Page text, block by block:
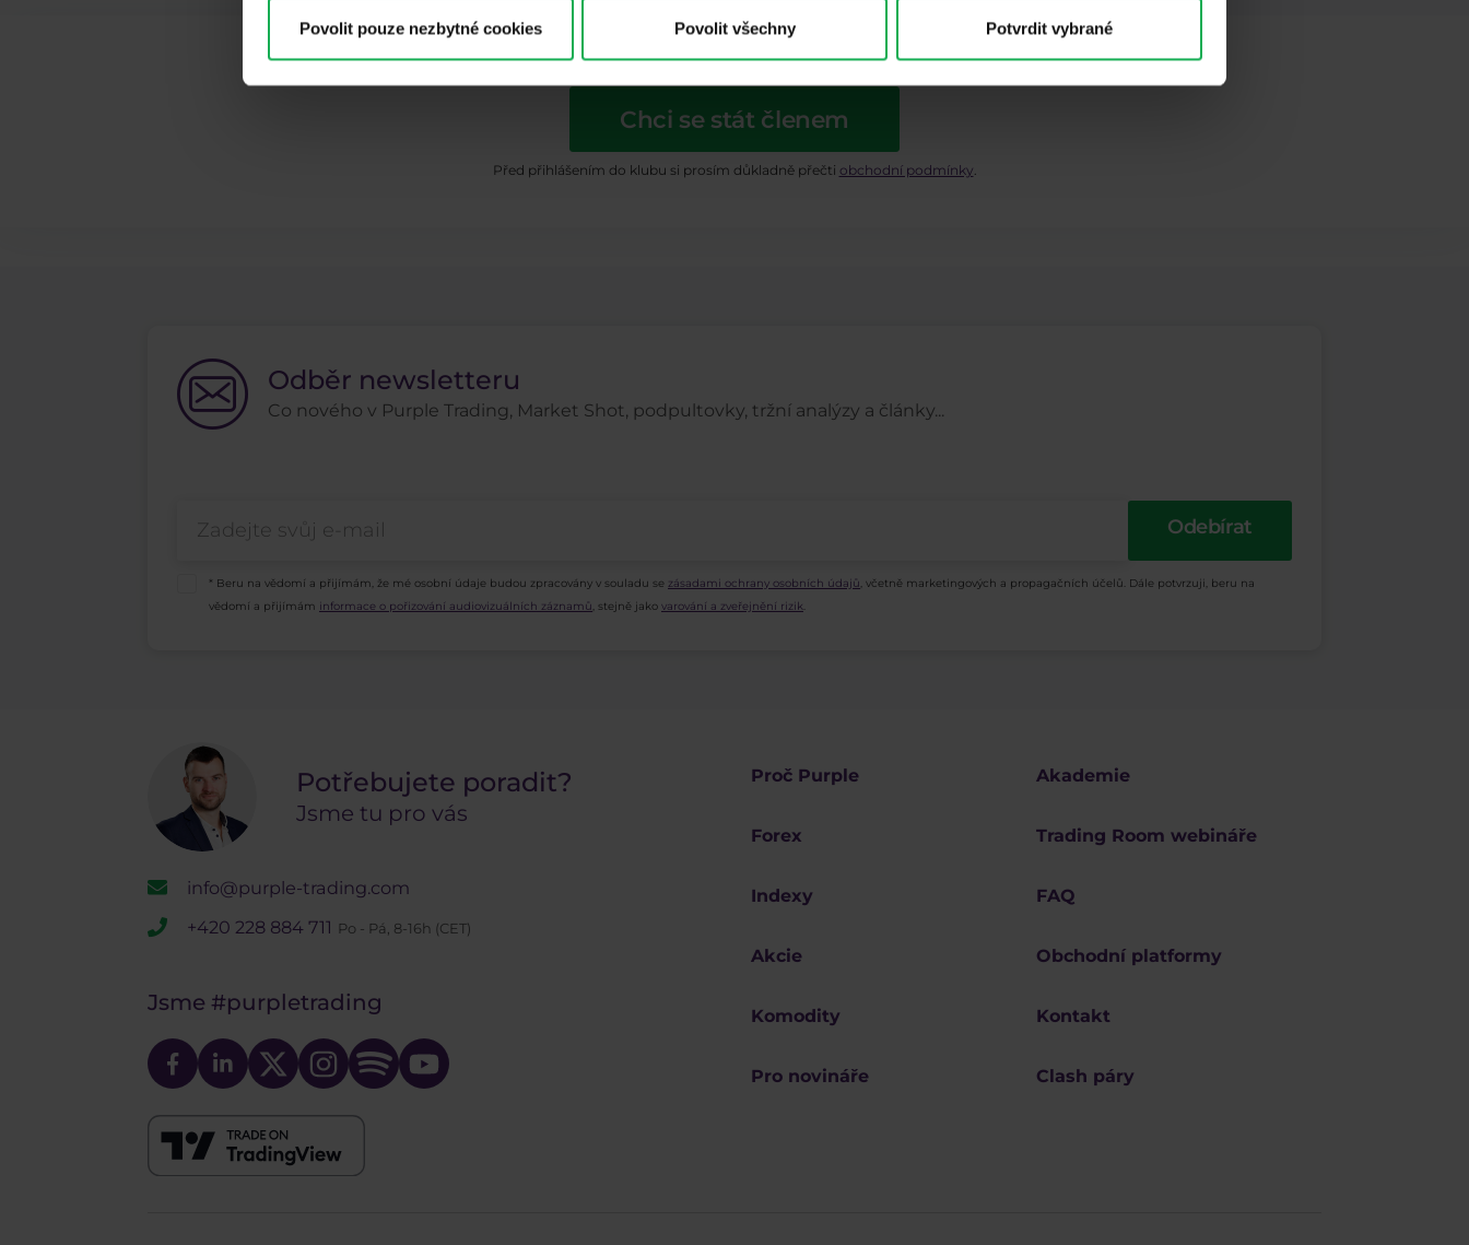
Povolit pouze nezbytné cookies Povolit všechny Potvrdit vybrané
Chci se stát členem
Před přihlášením do klubu si prosím důkladně přečti obchodní podmínky.
Odběr newsletteru
Co nového v Purple Trading, Market Shot, podpultovky, tržní analýzy a články...
Odebírat
* Beru na vědomí a přijímám, že mé osobní údaje budou zpracovány v souladu se zásadami ochrany osobních údajů, včetně marketingových a propagačních účelů. Dále potvrzuji, beru na
vědomí a přijímám informace o pořizování audiovizuálních záznamů, stejně jako varování a zveřejnění rizik.
Potřebujete poradit?
Jsme tu pro vás
info@purple-trading.com
+420 228 884 711 Po - Pá, 8-16h (CET)
Jsme #purpletrading
Proč Purple Akademie
Forex Trading Room webináře
Indexy FAQ
Akcie Obchodní platformy
Komodity Kontakt
Pro novináře Clash páry